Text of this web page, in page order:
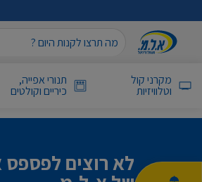
מקרני קול
וטלוויזיות
תנורי אפייה,
כיריים וקולטים
לא רוצים לפספס